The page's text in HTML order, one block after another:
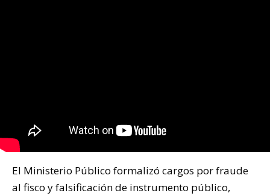
El Ministerio Público formalizó cargos por fraude
al fisco y falsificación de instrumento público,